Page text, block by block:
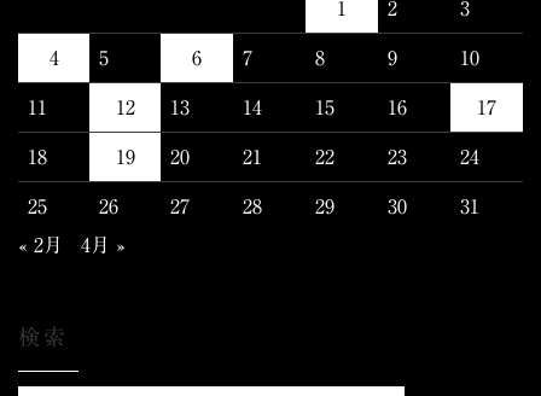
1 2 3
4 5 6 7 8 9 10
11 12 13 14 15 16 17
18 19 20 21 22 23 24
25 26 27 28 29 30
31
« 2月
4月 »
検索